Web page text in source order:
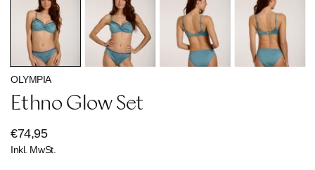
OLYMPIA
Ethno Glow Set
Regulärer
Preis
€74,95
Inkl. MwSt.